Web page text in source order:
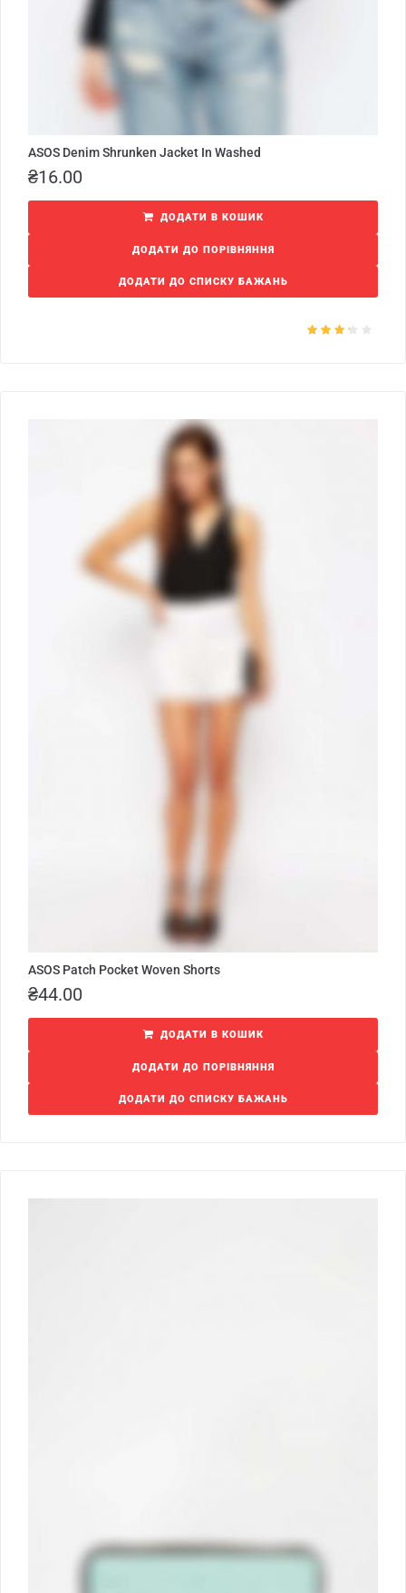
ASOS Denim Shrunken Jacket In Washed
₴16.00
ДОДАТИ В КОШИК
ДОДАТИ ДО ПОРІВНЯННЯ
ДОДАТИ ДО СПИСКУ БАЖАНЬ
ASOS Patch Pocket Woven Shorts
₴44.00
ДОДАТИ В КОШИК
ДОДАТИ ДО ПОРІВНЯННЯ
ДОДАТИ ДО СПИСКУ БАЖАНЬ